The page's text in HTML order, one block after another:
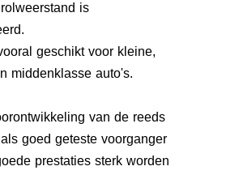
is
geschikt voor kleine,
middenklasse auto's.
van de reeds
goed geteste voorganger
prestaties sterk worden